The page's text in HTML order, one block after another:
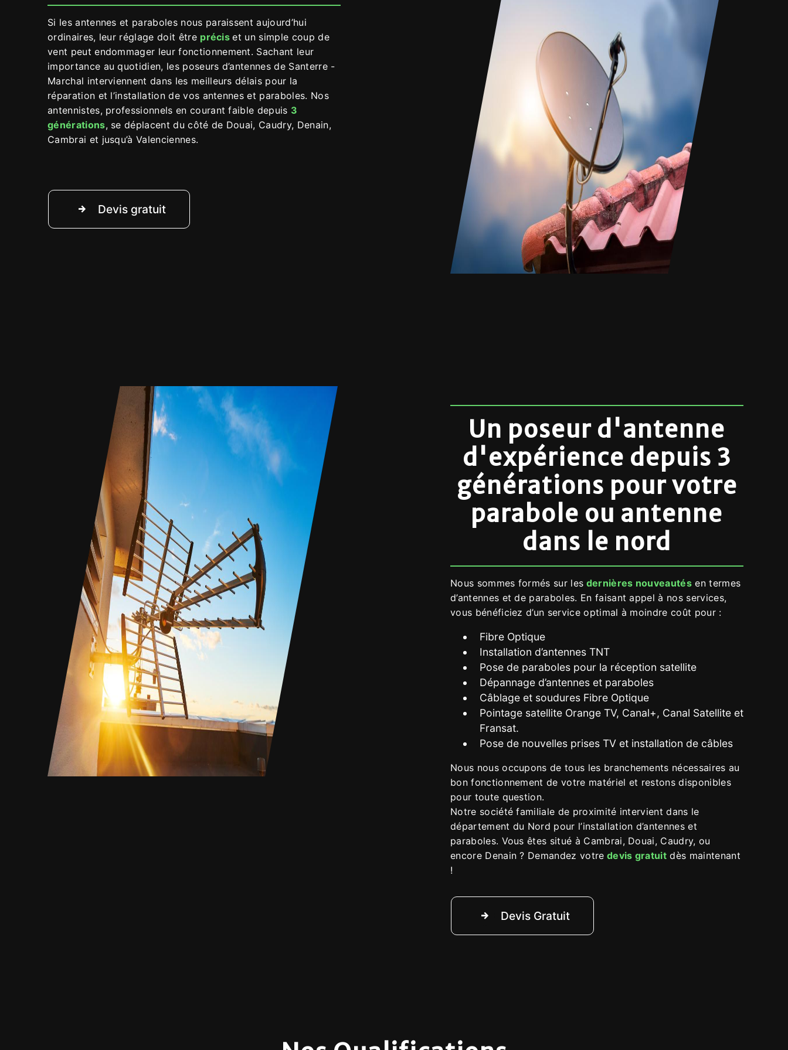
Si les antennes et paraboles nous paraissent aujourd’hui
ordinaires, leur réglage doit être préciset un simple coup de
vent peut endommager leur fonctionnement. Sachant leur
importance au quotidien, les poseurs d’antennes de Santerre -
Marchal interviennent dans les meilleurs délais pour la
réparation et l’installation de vos antennes et paraboles. Nos
antennistes, professionnels en courant faible depuis 3
générations, se déplacent du côté de Douai, Caudry, Denain,
Cambrai et jusqu’à Valenciennes.
Devis gratuit
Un poseur d'antenne
d'expérience depuis 3
générations pour votre
parabole ou antenne
dans le nord
Nous sommes formés sur les dernières nouveautés en termes
d’antennes et de paraboles. En faisant appel à nos services,
vous bénéficiez d’un service optimal à moindre coût pour :
Fibre Optique
Installation d’antennes TNT
Pose de paraboles pour la réception satellite
Dépannage d’antennes et paraboles
Câblage et soudures Fibre Optique
Pointage satellite Orange TV, Canal+, Canal Satellite et
Fransat.
Pose de nouvelles prises TV et installation de câbles
Nous nous occupons de tous les branchements nécessaires au
bon fonctionnement de votre matériel et restons disponibles
pour toute question.
Notre société familiale de proximité intervient dans le
département du Nord pour l’installation d’antennes et
paraboles. Vous êtes situé à Cambrai, Douai, Caudry, ou
encore Denain ? Demandez votre devis gratuit dès maintenant
!
Devis Gratuit